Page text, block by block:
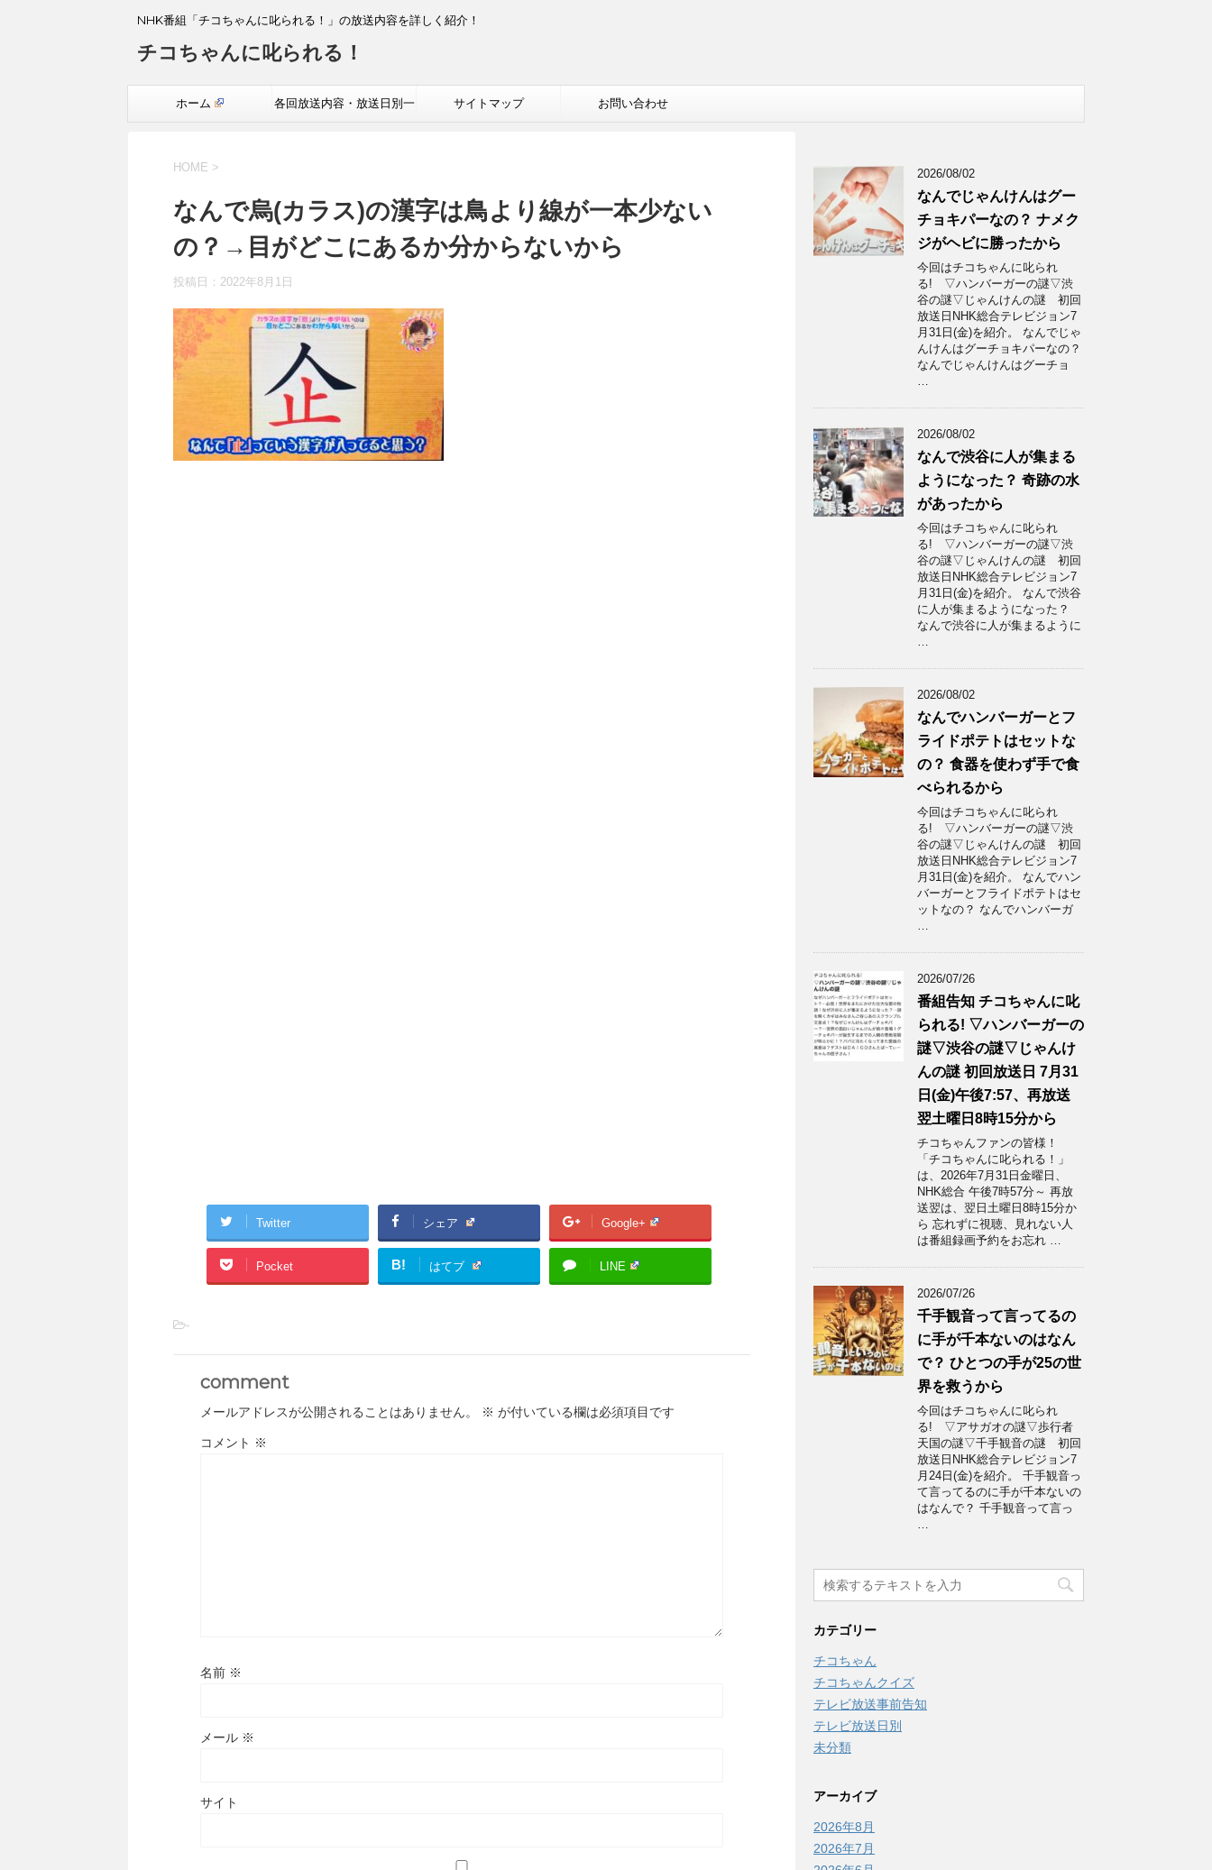
NHK番組「チコちゃんに叱られる！」の放送内容を詳しく紹介！
チコちゃんに叱られる！
ホーム 各回放送内容・放送日別一 サイトマップ お問い合わせ
HOME >
なんで烏(カラス)の漢字は鳥より線が一本少ない
の？→目がどこにあるか分からないから
投稿日： 2022年8月1日
Twitter シェア Google+
Pocket B! はてブ LINE
-
comment
メールアドレスが公開されることはありません。 ※ が付いている欄は必須項目です
コメント ※
名前 ※
メール ※
サイト
2026/08/02
なんでじゃんけんはグー
チョキパーなの？ ナメク
ジがヘビに勝ったから
今回はチコちゃんに叱られ
る! ▽ハンバーガーの謎▽渋
谷の謎▽じゃんけんの謎 初回
放送日NHK総合テレビジョン7
月31日(金)を紹介。 なんでじゃ
んけんはグーチョキパーなの？
なんでじゃんけんはグーチョ
…
2026/08/02
なんで渋谷に人が集まる
ようになった？ 奇跡の水
があったから
今回はチコちゃんに叱られ
る! ▽ハンバーガーの謎▽渋
谷の謎▽じゃんけんの謎 初回
放送日NHK総合テレビジョン7
月31日(金)を紹介。 なんで渋谷
に人が集まるようになった？
なんで渋谷に人が集まるように
…
2026/08/02
なんでハンバーガーとフ
ライドポテトはセットな
の？ 食器を使わず手で食
べられるから
今回はチコちゃんに叱られ
る! ▽ハンバーガーの謎▽渋
谷の謎▽じゃんけんの謎 初回
放送日NHK総合テレビジョン7
月31日(金)を紹介。 なんでハン
バーガーとフライドポテトはセ
ットなの？ なんでハンバーガ
…
2026/07/26
番組告知 チコちゃんに叱
られる! ▽ハンバーガーの
謎▽渋谷の謎▽じゃんけ
んの謎 初回放送日 7月31
日(金)午後7:57、再放送
翌土曜日8時15分から
チコちゃんファンの皆様！
「チコちゃんに叱られる！」​
は、2026年7月31日金曜日、
NHK総合 午後7時57分～ 再放
送翌は、翌日土曜日8時15分か
ら 忘れずに視聴、見れない人
は番組録画予約をお忘れ …
2026/07/26
千手観音って言ってるの
に手が千本ないのはなん
で？ ひとつの手が25の世
界を救うから
今回はチコちゃんに叱られ
る! ▽アサガオの謎▽歩行者
天国の謎▽千手観音の謎 初回
放送日NHK総合テレビジョン7
月24日(金)を紹介。 千手観音っ
て言ってるのに手が千本ないの
はなんで？ 千手観音って言っ
…
カテゴリー
チコちゃん
チコちゃんクイズ
テレビ放送事前告知
テレビ放送日別
未分類
アーカイブ
2026年8月
2026年7月